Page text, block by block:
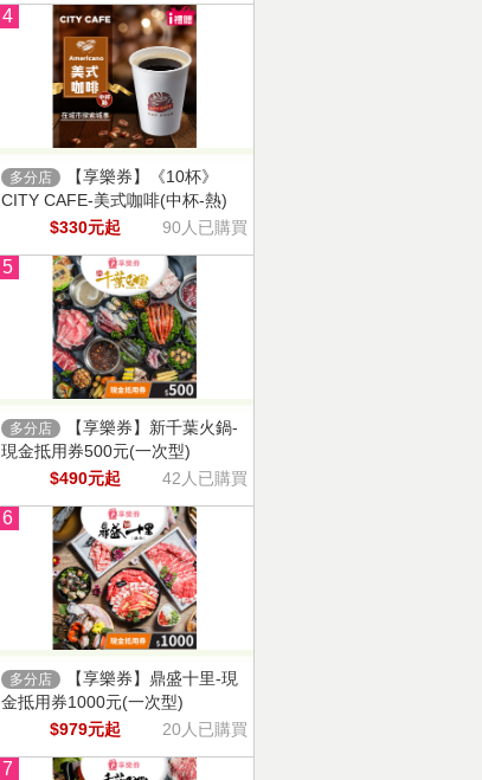
4
多分店
【享樂券】《10杯》
CITY CAFE-美式咖啡(中杯-熱)
$330元起
90人已購買
5
多分店
【享樂券】新千葉火鍋-
現金抵用券500元(一次型)
$490元起
42人已購買
6
多分店
【享樂券】鼎盛十里-現
金抵用券1000元(一次型)
$979元起
20人已購買
7